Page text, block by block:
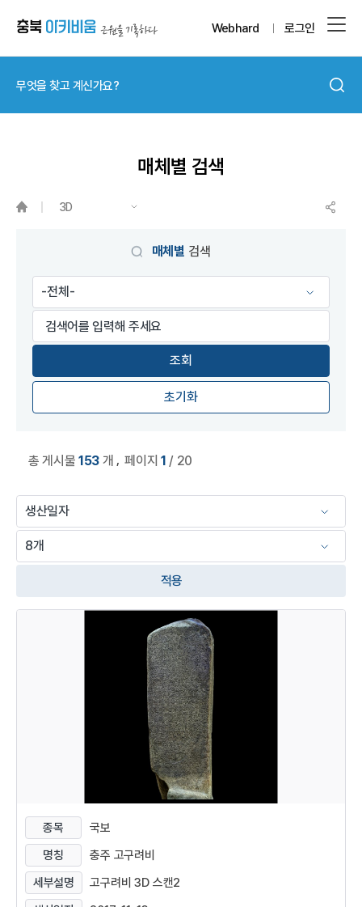
Webhard 로그인
매체별 검색
3D
매체별 검색
초기화
총 게시물153 개 ,페이지 1 / 20
적용
종목
국보
명칭
충주 고구려비
세부설명
고구려비 3D 스캔2